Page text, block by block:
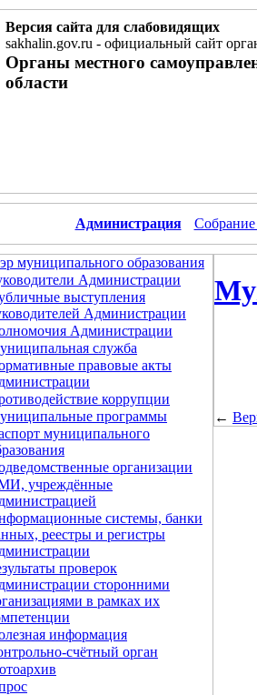
Версия сайта для слабовидящих
sakhalin.gov.ru - официальный сайт
Органы местного
области
Администрация Собрание
муниципального образования
Администрации
выступления
Администрации
Администрации
служба
правовые акты
коррупции
программы
муниципального
организации
учреждённые
системы, банки
реестры и регистры
проверок
сторонними
в рамках их
информация
счётный орган
←